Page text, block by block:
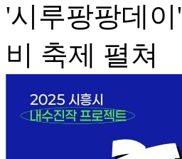
'시루팡팡데
비 축제 펼쳐